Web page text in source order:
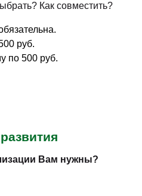
Как совместить?
скидка 500 руб.
по 500 руб.
Вам нужны?